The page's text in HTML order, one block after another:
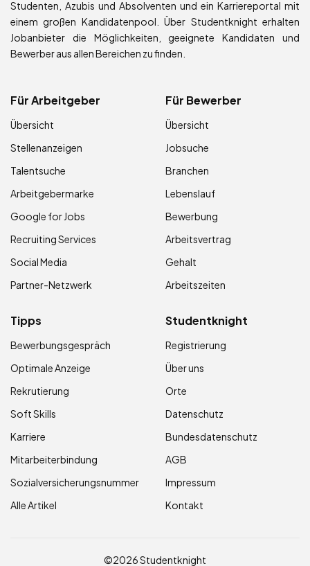
Studenten, Azubis und Absolventen und ein Karriereportal mit
einem großen Kandidatenpool. Über Studentknight erhalten
Jobanbieter die Möglichkeiten, geeignete Kandidaten und
Bewerber aus allen Bereichen zu finden.
Für Arbeitgeber
Übersicht
Stellenanzeigen
Talentsuche
Arbeitgebermarke
Google for Jobs
Recruiting Services
Social Media
Partner-Netzwerk
Für Bewerber
Übersicht
Jobsuche
Branchen
Lebenslauf
Bewerbung
Arbeitsvertrag
Gehalt
Arbeitszeiten
Tipps
Bewerbungsgespräch
Optimale Anzeige
Rekrutierung
Soft Skills
Karriere
Mitarbeiterbindung
Sozialversicherungsnummer
Alle Artikel
Studentknight
Registrierung
Über uns
Orte
Datenschutz
Bundesdatenschutz
AGB
Impressum
Kontakt
©2026 Studentknight